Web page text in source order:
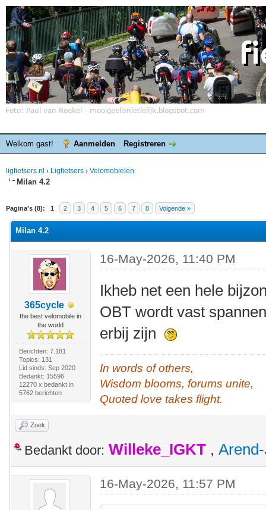
Welkom gast! Aanmelden Registreren
ligfietsers.nl › Ligfietsers › Velomobielen
Milan 4.2
Pagina's (8): 1 2 3 4 5 6 7 8 Volgende »
waardering is 0
Milan 4.2
365cycle
the best velomobile in
the world
Berichten: 7.181
Topics: 131
Lid sinds: Sep 2020
Bedankt: 15596
12270 x bedankt in
5762 berichten
16-May-2026, 11:40 PM
Ikheb net een hele
OBT wordt vast
erbij zijn
In words of others,
Wisdom blooms, forums unite,
Quoted love takes flight.
Zoek
Bedankt door: Willeke_IGKT ,
16-May-2026, 11:57 PM